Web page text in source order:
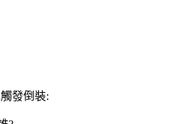
發倒裝: